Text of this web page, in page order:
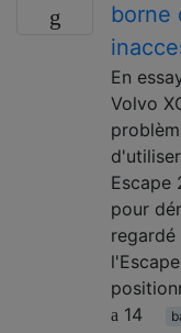
borne
En
Volvo
Escape
pour
14